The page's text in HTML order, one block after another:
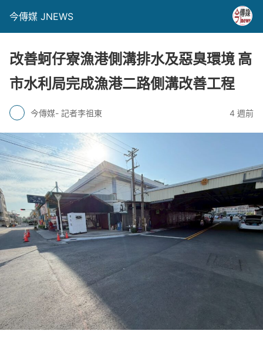
今傳媒 JNEWS
改善蚵仔寮漁港側溝排水及惡臭環境 高
市水利局完成漁港二路側溝改善工程
今傳媒- 記者李祖東 4 週前